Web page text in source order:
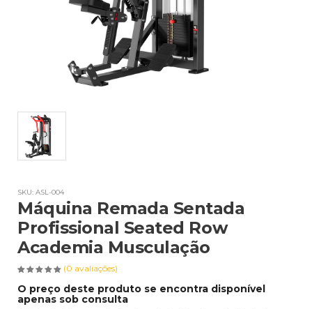
Máquina Remada Sentada
Profissional Seated Row
Academia Musculação
(0 avaliações)
SKU: ASL-004
O preço deste produto se encontra disponível
apenas sob consulta